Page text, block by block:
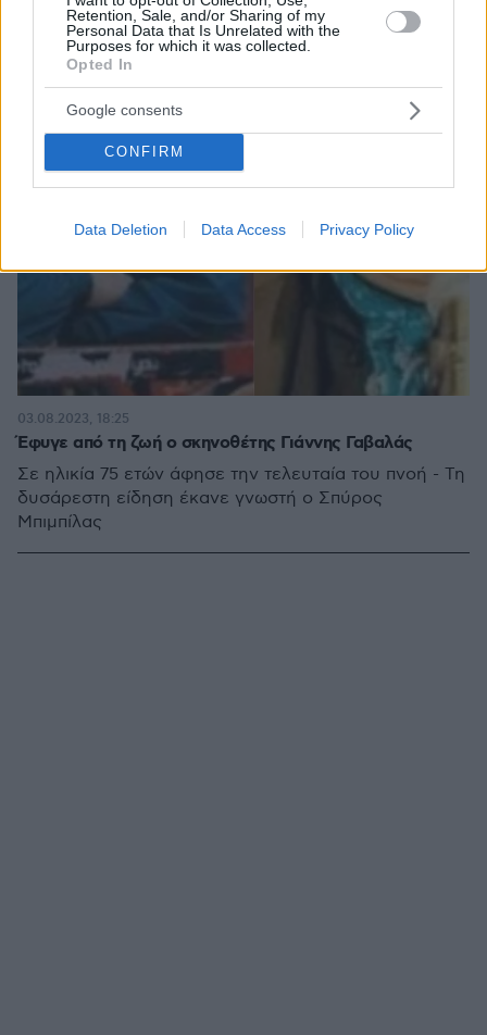
Retention, Sale, and/or Sharing of my
Personal Data that Is Unrelated with the
Purposes for which it was collected.
Opted In
Google consents
CONFIRM
Data Deletion Data Access Privacy Policy
Έφυγε από τη ζωή ο σκηνοθέτης Γιάννης Γαβαλάς
Σε ηλικία 75 ετών άφησε την τελευταία του πνοή - Τη
δυσάρεστη είδηση έκανε γνωστή ο Σπύρος
Μπιμπίλας
03.08.2023, 18:25